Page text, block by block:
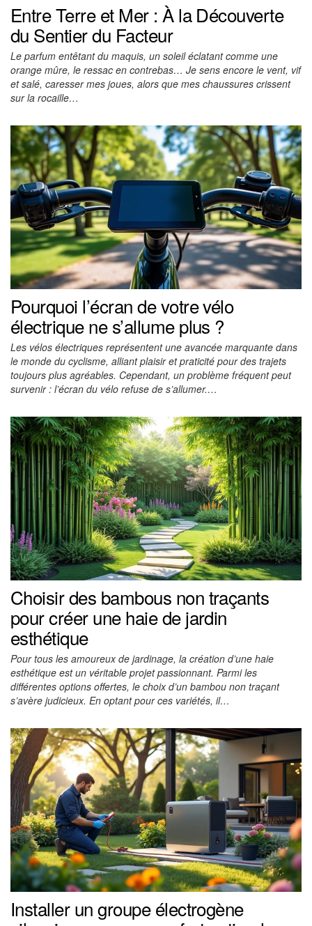
Entre Terre et Mer : À la Découverte
du Sentier du Facteur
Le parfum entêtant du maquis, un soleil éclatant comme une
orange mûre, le ressac en contrebas… Je sens encore le vent, vif
et salé, caresser mes joues, alors que mes chaussures crissent
sur la rocaille…
Pourquoi l’écran de votre vélo
électrique ne s’allume plus ?
Les vélos électriques représentent une avancée marquante dans
le monde du cyclisme, alliant plaisir et praticité pour des trajets
toujours plus agréables. Cependant, un problème fréquent peut
survenir : l’écran du vélo refuse de s’allumer.…
Choisir des bambous non traçants
pour créer une haie de jardin
esthétique
Pour tous les amoureux de jardinage, la création d’une haie
esthétique est un véritable projet passionnant. Parmi les
différentes options offertes, le choix d’un bambou non traçant
s’avère judicieux. En optant pour ces variétés, il…
Installer un groupe électrogène